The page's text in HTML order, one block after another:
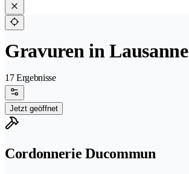
Gravuren in Lausanne
17 Ergebnisse
Jetzt geöffnet
Cordonnerie Ducommun